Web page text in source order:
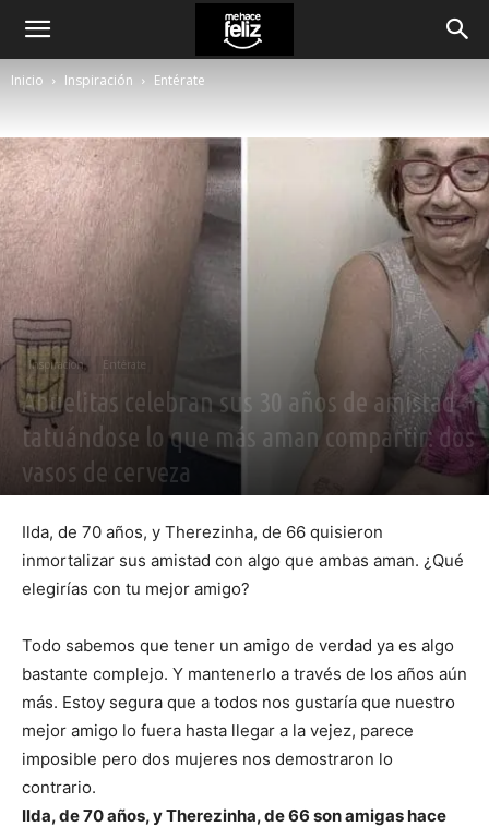
Inicio Inspiración Entérate
Inspiración Entérate
Abuelitas celebran sus 30 años de amistad
tatuándose lo que más aman compartir: dos
vasos de cerveza
Ilda, de 70 años, y Therezinha, de 66 quisieron
inmortalizar sus amistad con algo que ambas aman. ¿Qué
elegirías con tu mejor amigo?
Todo sabemos que tener un amigo de verdad ya es algo
bastante complejo. Y mantenerlo a través de los años aún
más. Estoy segura que a todos nos gustaría que nuestro
mejor amigo lo fuera hasta llegar a la vejez, parece
imposible pero dos mujeres nos demostraron lo
contrario.
Ilda, de 70 años, y Therezinha, de 66 son amigas hace